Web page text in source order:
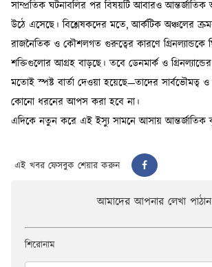
এই খবর ফেসবুক শেয়ার করুন
আমাদের আপনার লেখা পাঠান
শিরোনাম